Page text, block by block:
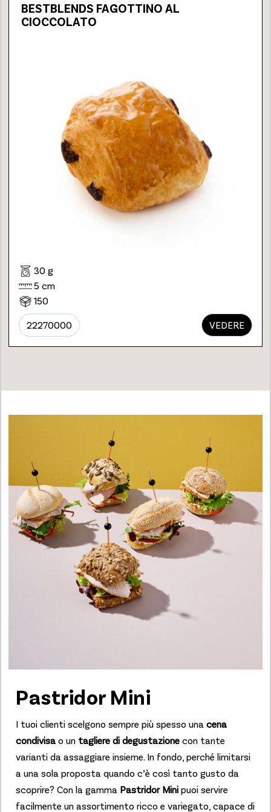
BESTBLENDS FAGOTTINO AL
CIOCCOLATO
30 g
5 cm
150
22270000 VEDERE
Pastridor Mini
I tuoi clienti scelgono sempre più spesso una cena
condivisa o un tagliere di degustazione con tante
varianti da assaggiare insieme. In fondo, perché limitarsi
a una sola proposta quando c’è così tanto gusto da
scoprire? Con la gamma Pastridor Mini puoi servire
facilmente un assortimento ricco e variegato, capace di